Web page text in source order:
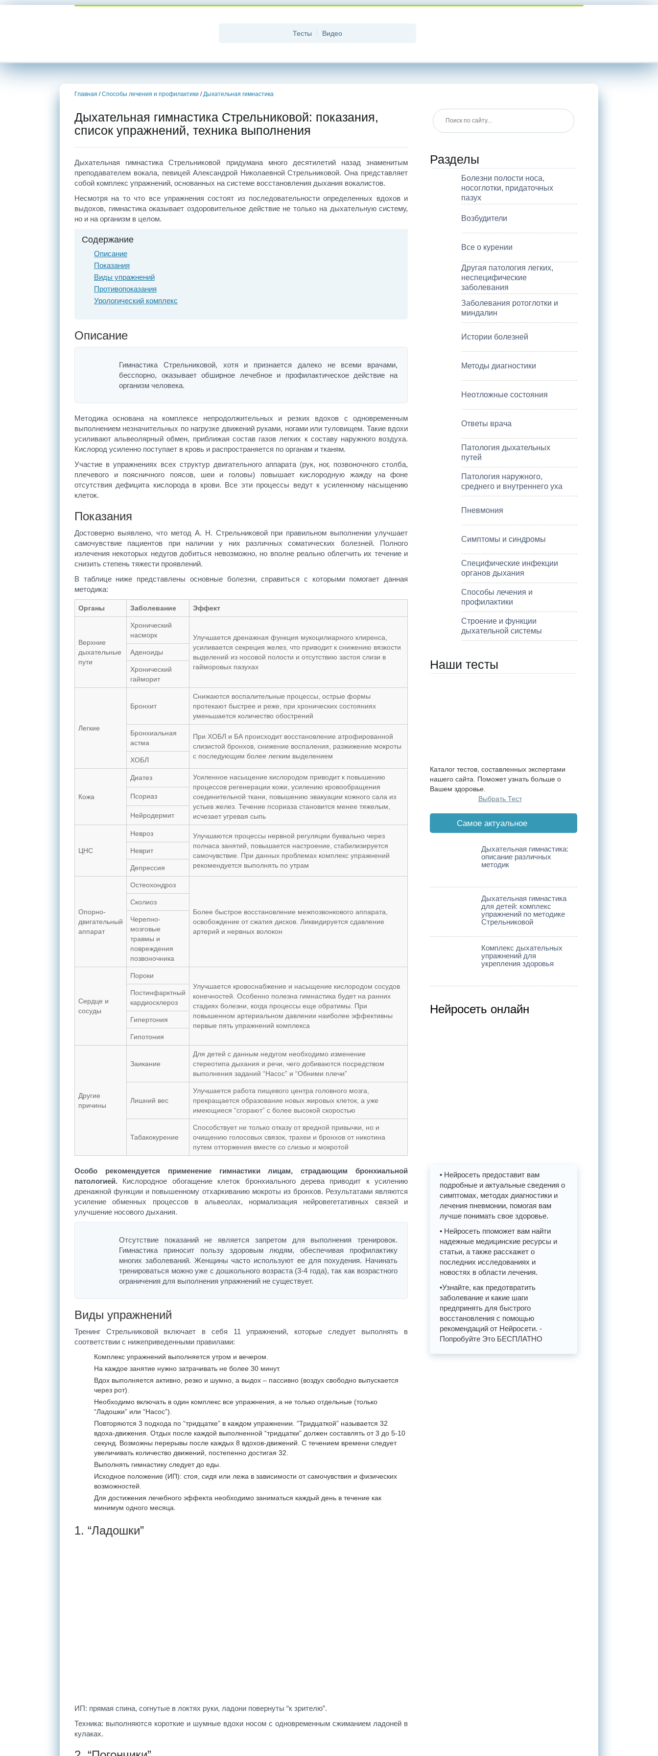
Тесты Видео
Главная / Способы лечения и профилактики / Дыхательная гимнастика
Дыхательная гимнастика Стрельниковой: показания,
список упражнений, техника выполнения
Дыхательная гимнастика Стрельниковой придумана много десятилетий назад знаменитым
преподавателем вокала, певицей Александрой Николаевной Стрельниковой. Она представляет
собой комплекс упражнений, основанных на системе восстановления дыхания вокалистов.
Несмотря на то что все упражнения состоят из последовательности определенных вдохов и
выдохов, гимнастика оказывает оздоровительное действие не только на дыхательную систему,
но и на организм в целом.
Содержание
Описание
Показания
Виды упражнений
Противопоказания
Урологический комплекс
Описание
Гимнастика Стрельниковой, хотя и признается далеко не всеми врачами,
бесспорно, оказывает обширное лечебное и профилактическое действие на
организм человека.
Методика основана на комплексе непродолжительных и резких вдохов с одновременным
выполнением незначительных по нагрузке движений руками, ногами или туловищем. Такие вдохи
усиливают альвеолярный обмен, приближая состав газов легких к составу наружного воздуха.
Кислород усиленно поступает в кровь и распространяется по органам и тканям.
Участие в упражнениях всех структур двигательного аппарата (рук, ног, позвоночного столба,
плечевого и поясничного поясов, шеи и головы) повышает кислородную жажду на фоне
отсутствия дефицита кислорода в крови. Все эти процессы ведут к усиленному насыщению
клеток.
Показания
Достоверно выявлено, что метод А. Н. Стрельниковой при правильном выполнении улучшает
самочувствие пациентов при наличии у них различных соматических болезней. Полного
излечения некоторых недугов добиться невозможно, но вполне реально облегчить их течение и
снизить степень тяжести проявлений.
В таблице ниже представлены основные болезни, справиться с которыми помогает данная
методика:
Органы Заболевание Эффект
Верхние
дыхательные
пути
Хронический
насморк
Улучшается дренажная функция мукоцилиарного клиренса,
усиливается секреция желез, что приводит к снижению вязкости
выделений из носовой полости и отсутствию застоя слизи в
гайморовых пазухах
Аденоиды
Хронический
гайморит
Легкие
Бронхит
Снижаются воспалительные процессы, острые формы
протекают быстрее и реже, при хронических состояниях
уменьшается количество обострений
Бронхиальная
астма
При ХОБЛ и БА происходит восстановление атрофированной
слизистой бронхов, снижение воспаления, разжижение мокроты
с последующим более легким выделением
ХОБЛ
Кожа
Диатез
Усиленное насыщение кислородом приводит к повышению
процессов регенерации кожи, усилению кровообращения
соединительной ткани, повышению эвакуации кожного сала из
устьев желез. Течение псориаза становится менее тяжелым,
исчезает угревая сыпь
Псориаз
Нейродермит
ЦНС
Невроз
Улучшаются процессы нервной регуляции буквально через
полчаса занятий, повышается настроение, стабилизируется
самочувствие. При данных проблемах комплекс упражнений
рекомендуется выполнять по утрам
Неврит
Депрессия
Опорно-
двигательный
аппарат
Остеохондроз
Более быстрое восстановление межпозвонкового аппарата,
освобождение от сжатия дисков. Ликвидируется сдавление
артерий и нервных волокон
Сколиоз
Черепно-
мозговые
травмы и
повреждения
позвоночника
Сердце и
сосуды
Пороки
Улучшается кровоснабжение и насыщение кислородом сосудов
конечностей. Особенно полезна гимнастика будет на ранних
стадиях болезни, когда процессы еще обратимы. При
повышенном артериальном давлении наиболее эффективны
первые пять упражнений комплекса
Постинфарктный
кардиосклероз
Гипертония
Гипотония
Другие
причины
Заикание
Для детей с данным недугом необходимо изменение
стереотипа дыхания и речи, чего добиваются посредством
выполнения заданий “Насос” и “Обними плечи”
Лишний вес
Улучшается работа пищевого центра головного мозга,
прекращается образование новых жировых клеток, а уже
имеющиеся “сгорают” с более высокой скоростью
Табакокурение
Способствует не только отказу от вредной привычки, но и
очищению голосовых связок, трахеи и бронхов от никотина
путем отторжения вместе со слизью и мокротой
Особо рекомендуется применение гимнастики лицам, страдающим бронхиальной
патологией. Кислородное обогащение клеток бронхиального дерева приводит к усилению
дренажной функции и повышенному отхаркиванию мокроты из бронхов. Результатами являются
усиление обменных процессов в альвеолах, нормализация нейровегетативных связей и
улучшение носового дыхания.
Отсутствие показаний не является запретом для выполнения тренировок.
Гимнастика приносит пользу здоровым людям, обеспечивая профилактику
многих заболеваний. Женщины часто используют ее для похудения. Начинать
тренироваться можно уже с дошкольного возраста (3-4 года), так как возрастного
ограничения для выполнения упражнений не существует.
Виды упражнений
Тренинг Стрельниковой включает в себя 11 упражнений, которые следует выполнять в
соответствии с нижеприведенными правилами:
Комплекс упражнений выполняется утром и вечером.
На каждое занятие нужно затрачивать не более 30 минут.
Вдох выполняется активно, резко и шумно, а выдох – пассивно (воздух свободно выпускается
через рот).
Необходимо включать в один комплекс все упражнения, а не только отдельные (только
“Ладошки” или “Насос”).
Повторяются 3 подхода по “тридцатке” в каждом упражнении. “Тридцаткой” называется 32
вдоха-движения. Отдых после каждой выполненной “тридцатки” должен составлять от 3 до 5-10
секунд. Возможны перерывы после каждых 8 вдохов-движений. С течением времени следует
увеличивать количество движений, постепенно достигая 32.
Выполнять гимнастику следует до еды.
Исходное положение (ИП): стоя, сидя или лежа в зависимости от самочувствия и физических
возможностей.
Для достижения лечебного эффекта необходимо заниматься каждый день в течение как
минимум одного месяца.
1. “Ладошки”
ИП: прямая спина, согнутые в локтях руки, ладони повернуты “к зрителю”.
Техника: выполняются короткие и шумные вдохи носом с одновременным сжиманием ладоней в
кулаках.
Разделы
Болезни полости носа,
носоглотки, придаточных
пазух
Возбудители
Все о курении
Другая патология легких,
неспецифические
заболевания
Заболевания ротоглотки и
миндалин
Истории болезней
Методы диагностики
Неотложные состояния
Ответы врача
Патология дыхательных
путей
Патология наружного,
среднего и внутреннего уха
Пневмония
Симптомы и синдромы
Специфические инфекции
органов дыхания
Способы лечения и
профилактики
Строение и функции
дыхательной системы
Наши тесты
Каталог тестов, составленных экспертами
нашего сайта. Поможет узнать больше о
Вашем здоровье.
Выбрать Тест
Cамое актуальное
Дыхательная гимнастика:
описание различных
методик
Дыхательная гимнастика
для детей: комплекс
упражнений по методике
Стрельниковой
Комплекс дыхательных
упражнений для
укрепления здоровья
Нейросеть онлайн
• Нейросеть предоставит вам
подробные и актуальные сведения о
симптомах, методах диагностики и
лечения пневмонии, помогая вам
лучше понимать свое здоровье.
• Нейросеть ппоможет вам найти
надежные медицинские ресурсы и
статьи, а также расскажет о
последних исследованиях и
новостях в области лечения.
•Узнайте, как предотвратить
заболевание и какие шаги
предпринять для быстрого
восстановления с помощью
рекомендаций от Нейросети. -
Попробуйте Это БЕСПЛАТНО